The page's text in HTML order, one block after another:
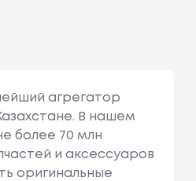
агрегатор
В нашем
более 70 млн
и аксессуаров
оригинальные